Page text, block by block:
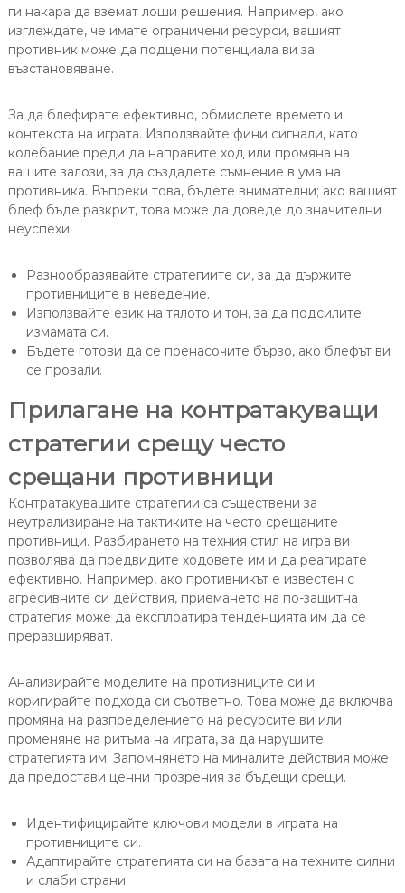
ги накара да вземат лоши решения. Например, ако
изглеждате, че имате ограничени ресурси, вашият
противник може да подцени потенциала ви за
възстановяване.
За да блефирате ефективно, обмислете времето и
контекста на играта. Използвайте фини сигнали, като
колебание преди да направите ход или промяна на
вашите залози, за да създадете съмнение в ума на
противника. Въпреки това, бъдете внимателни; ако вашият
блеф бъде разкрит, това може да доведе до значителни
неуспехи.
Разнообразявайте стратегиите си, за да държите
противниците в неведение.
Използвайте език на тялото и тон, за да подсилите
измамата си.
Бъдете готови да се пренасочите бързо, ако блефът ви
се провали.
Прилагане на контратакуващи
стратегии срещу често
срещани противници
Контратакуващите стратегии са съществени за
неутрализиране на тактиките на често срещаните
противници. Разбирането на техния стил на игра ви
позволява да предвидите ходовете им и да реагирате
ефективно. Например, ако противникът е известен с
агресивните си действия, приемането на по-защитна
стратегия може да експлоатира тенденцията им да се
преразширяват.
Анализирайте моделите на противниците си и
коригирайте подхода си съответно. Това може да включва
промяна на разпределението на ресурсите ви или
променяне на ритъма на играта, за да нарушите
стратегията им. Запомнянето на миналите действия може
да предостави ценни прозрения за бъдещи срещи.
Идентифицирайте ключови модели в играта на
противниците си.
Адаптирайте стратегията си на базата на техните силни
и слаби страни.